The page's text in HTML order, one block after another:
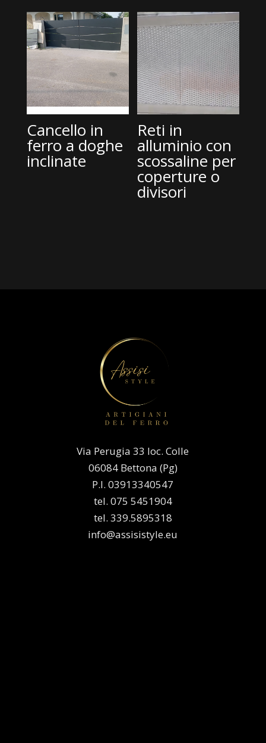
Cancello in
ferro a doghe
inclinate
Reti in
alluminio con
scossaline per
coperture o
divisori
Via Perugia 33 loc. Colle
06084 Bettona (Pg)
P.I. 03913340547
tel. 075 5451904
tel. 339.5895318
info@assisistyle.eu